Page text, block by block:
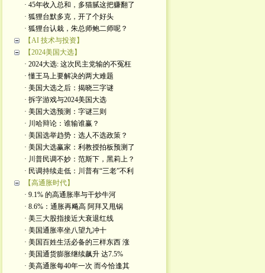
· 45年收入总和，多猫腻这把赚翻了
· 狐狸台默多克，开了个好头
· 狐狸台认栽，朱总师鲍二师呢？
【AI 技术与投资】
【2024美国大选】
· 2024大选: 这次民主党输的不冤枉
· 懂王马上要解决的两大难题
· 美国大选之后：揭晓三字谜
· 拆字游戏与2024美国大选
· 美国大选预测：字谜三则
· 川哈辩论：谁输谁赢？
· 美国选举趋势：选人不选政策？
· 美国大选赢家：利教授拍板预测了
· 川普民调不妙：范斯下，黑莉上？
· 民调持续走低：川普有“三老”不利
【高通胀时代】
· 9.1% 的高通胀率与干炒牛河
· 8.6%：通胀再飚高 阿拜又甩锅
· 美三大股指接近大衰退红线
· 美国通胀率坐八望九冲十
· 美国百姓生活必备的三样东西 涨
· 美国通货膨胀继续飙升 达7.5%
· 美高通胀每40年一次 而今恰逢其